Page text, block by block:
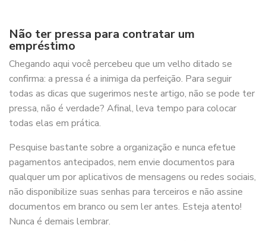
Não ter pressa para contratar um
empréstimo
Chegando aqui você percebeu que um velho ditado se
confirma: a pressa é a inimiga da perfeição. Para seguir
todas as dicas que sugerimos neste artigo, não se pode ter
pressa, não é verdade? Afinal, leva tempo para colocar
todas elas em prática.
Pesquise bastante sobre a organização e nunca efetue
pagamentos antecipados, nem envie documentos para
qualquer um por aplicativos de mensagens ou redes sociais,
não disponibilize suas senhas para terceiros e não assine
documentos em branco ou sem ler antes. Esteja atento!
Nunca é demais lembrar.